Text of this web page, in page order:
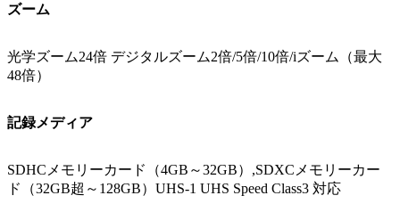
ズーム
光学ズーム24倍 デジタルズーム2倍/5倍/10倍/iズーム（最大
48倍）
記録メディア
SDHCメモリーカード（4GB～32GB）,SDXCメモリーカー
ド（32GB超～128GB）UHS-1 UHS Speed Class3 対応